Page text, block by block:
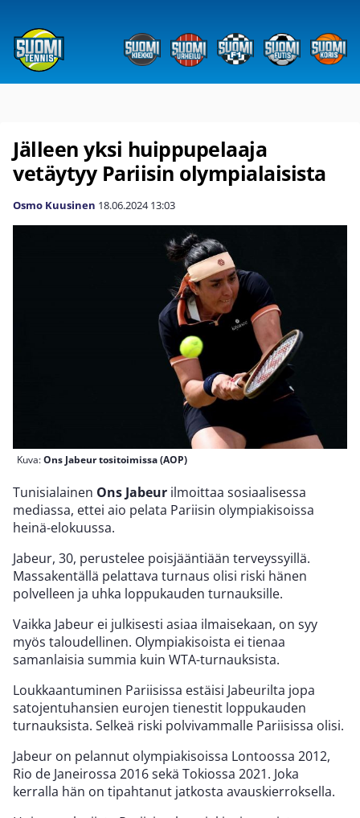
Jälleen yksi huippupelaaja
vetäytyy Pariisin olympialaisista
Osmo Kuusinen 18.06.2024 13:03
Kuva:Ons Jabeur tositoimissa (AOP)
Tunisialainen Ons Jabeur ilmoittaa sosiaalisessa
mediassa, ettei aio pelata Pariisin olympiakisoissa
heinä-elokuussa.
Jabeur, 30, perustelee poisjääntiään terveyssyillä.
Massakentällä pelattava turnaus olisi riski hänen
polvelleen ja uhka loppukauden turnauksille.
Vaikka Jabeur ei julkisesti asiaa ilmaisekaan, on syy
myös taloudellinen. Olympiakisoista ei tienaa
samanlaisia summia kuin WTA-turnauksista.
Loukkaantuminen Pariisissa estäisi Jabeurilta jopa
satojentuhansien eurojen tienestit loppukauden
turnauksista. Selkeä riski polvivammalle Pariisissa olisi.
Jabeur on pelannut olympiakisoissa Lontoossa 2012,
Rio de Janeirossa 2016 sekä Tokiossa 2021. Joka
kerralla hän on tipahtanut jatkosta avauskierroksella.